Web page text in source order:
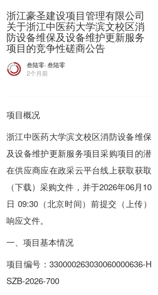
浙江豪圣建设项目管理有限公司
关于浙江中医药大学滨文校区消
防设备维保及设备维护更新服务
项目的竞争性磋商公告
叁陆零· 叁陆零
2个月前
项目概况
浙江中医药大学滨文校区消防设备维保
及设备维护更新服务项目采购项目的潜
在供应商应在政采云平台线上获取获取
（下载）采购文件，并于2026年06月10
日 09:30（北京时间）前提交（上传）
响应文件。
一、项目基本情况
项目编号：330000263030060000636-H
SZB-2026-700